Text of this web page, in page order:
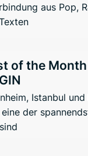
aus Pop,
of the
Istanbul
der